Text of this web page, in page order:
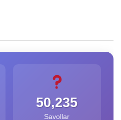
50,235
Savollar